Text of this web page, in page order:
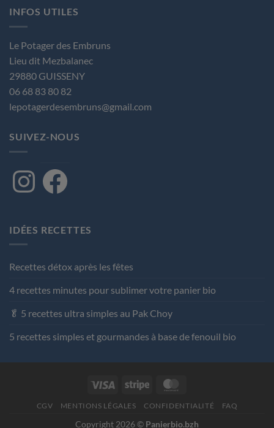
INFOS UTILES
Le Potager des Embruns
Lieu dit Mezbalanec
29880 GUISSENY
06 68 83 80 82
lepotagerdesembruns@gmail.com
SUIVEZ-NOUS
InstagramFacebook
IDÉES RECETTES
Recettes détox après les fêtes
4 recettes minutes pour sublimer votre panier bio
🥬 5 recettes ultra simples au Pak Choy
5 recettes simples et gourmandes à base de fenouil bio
Visa Stripe
CGV MENTIONS LÉGALES CONFIDENTIALITÉ FAQ
Copyright 2026 © Panierbio.bzh